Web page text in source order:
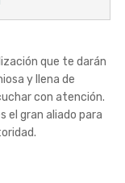
que te darán
y llena de
con atención.
el gran aliado para